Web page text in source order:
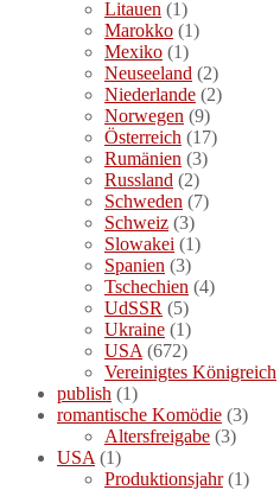
Litauen (1)
Marokko (1)
Mexiko (1)
Neuseeland (2)
Niederlande (2)
Norwegen (9)
Österreich (17)
Rumänien (3)
Russland (2)
Schweden (7)
Schweiz (3)
Slowakei (1)
Spanien (3)
Tschechien (4)
UdSSR (5)
Ukraine (1)
USA (672)
Vereinigtes Königreich
publish (1)
romantische Komödie (3)
Altersfreigabe (3)
USA (1)
Produktionsjahr(1)